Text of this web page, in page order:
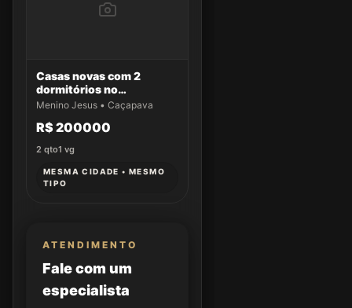
Casas novas com 2
dormitórios no
Residencial Aldeias da
Menino Jesus • Caçapava
R$ 200000
2 qto1 vg
MESMA CIDADE • MESMO
TIPO
ATENDIMENTO
Fale com um
especialista